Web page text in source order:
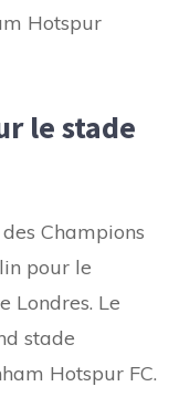
Hotspur
le stade
Champions
pour le
Londres. Le
stade
Hotspur FC.